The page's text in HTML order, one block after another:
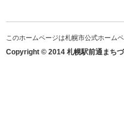
このホームページは札幌市公式ホーム
Copyright © 2014 札幌駅前通まち